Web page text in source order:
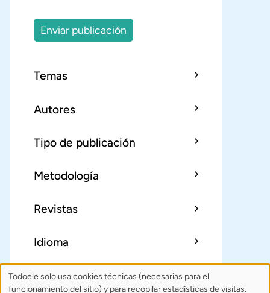
Enviar publicación
Temas
Autores
Tipo de publicación
Metodología
Revistas
Idioma
Sobre TodoeleÍndice Publica
Uso
Todoele solo usa cookies técnicas (necesarias para el
funcionamiento del sitio) y para recopilar estadísticas de visitas.